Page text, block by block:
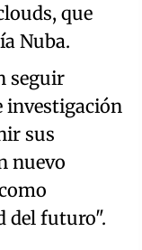
que
Nuba.
seguir
investigación
sus
nuevo
del futuro".